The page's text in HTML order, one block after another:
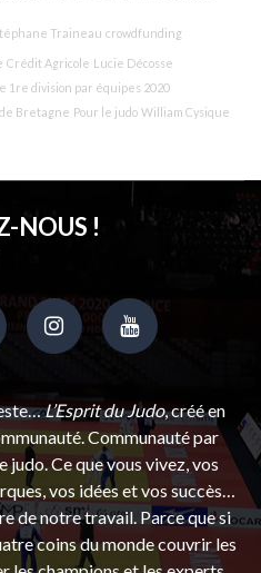
Traineau crowdfunding
Crédit Agricole Lucie Décosse
1re division par équipes 2020
Bretagne Pour le judo William Cysique
NOUS !
L’Esprit du Judo, créé en
Communauté par
judo. Ce que vous vivez, vos
vos idées et vos succès…
de notre travail. Parce que si
coins du monde couvrir les